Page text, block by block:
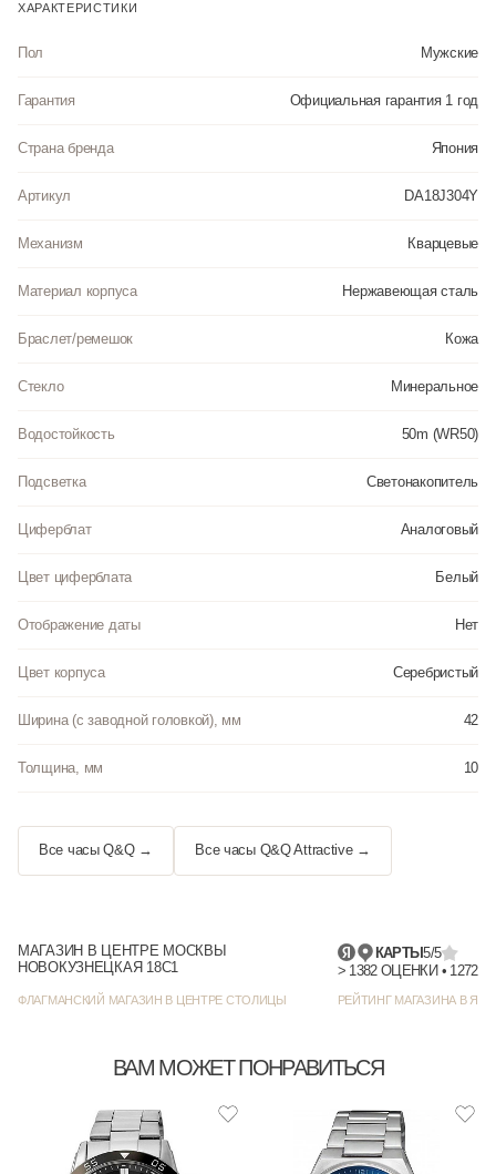
ХАРАКТЕРИСТИКИ
Пол Мужские
Гарантия Официальная гарантия 1 год
Страна бренда Япония
Артикул DA18J304Y
Механизм Кварцевые
Материал корпуса Нержавеющая сталь
Браслет/ремешок Кожа
Стекло Минеральное
Водостойкость 50m (WR50)
Подсветка Светонакопитель
Циферблат Аналоговый
Цвет циферблата Белый
Отображение даты Нет
Цвет корпуса Серебристый
Ширина (с заводной головкой), мм 42
Толщина, мм 10
Все часы Q&Q → Все часы Q&Q Attractive →
МАГАЗИН В ЦЕНТРЕ МОСКВЫ
НОВОКУЗНЕЦКАЯ 18С1
ФЛАГМАНСКИЙ МАГАЗИН В ЦЕНТРЕ СТОЛИЦЫ
КАРТЫ5/5
РЕЙТИНГ МАГАЗИНА В
ВАМ МОЖЕТ ПОНРАВИТЬСЯ